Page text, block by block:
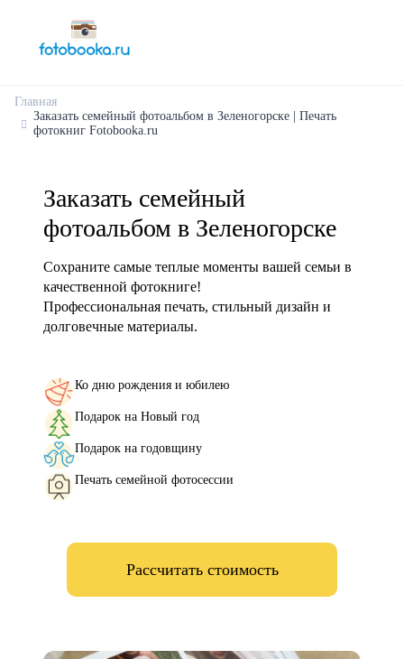
Главная
Заказать семейный фотоальбом в Зеленогорске | Печать
фотокниг Fotobooka.ru
Заказать семейный
фотоальбом в Зеленогорске
Сохраните самые теплые моменты вашей семьи в
качественной фотокниге!
Профессиональная печать, стильный дизайн и
долговечные материалы.
Ко дню рождения и юбилею
Подарок на Новый год
Подарок на годовщину
Печать семейной фотосессии
Рассчитать стоимость